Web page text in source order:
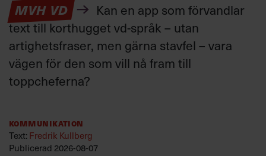
MVH VD
Kan en app som förvandlar
text till korthugget vd-språk – utan
artighetsfraser, men gärna stavfel – vara
vägen för den som vill nå fram till
toppcheferna?
Kommunikation
Text: Fredrik Kullberg
Publicerad 2026-08-07